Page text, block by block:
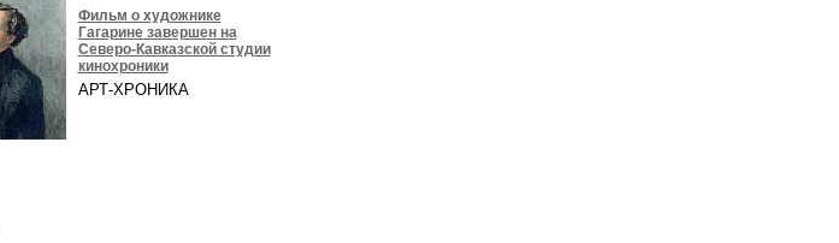
Фильм о художнике
Гагарине завершен на
Северо-Кавказской студии
кинохроники
АРТ-ХРОНИКА